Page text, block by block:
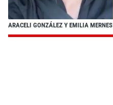
ARACELI GONZÁLEZ Y EMILIA MERNES